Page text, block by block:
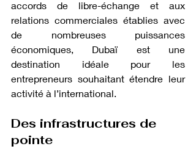
accords de libre-échange et aux
relations commerciales établies avec
de nombreuses puissances
économiques, Dubaï est une
destination idéale pour les
entrepreneurs souhaitant étendre leur
activité à l’international.
Des infrastructures de
pointe